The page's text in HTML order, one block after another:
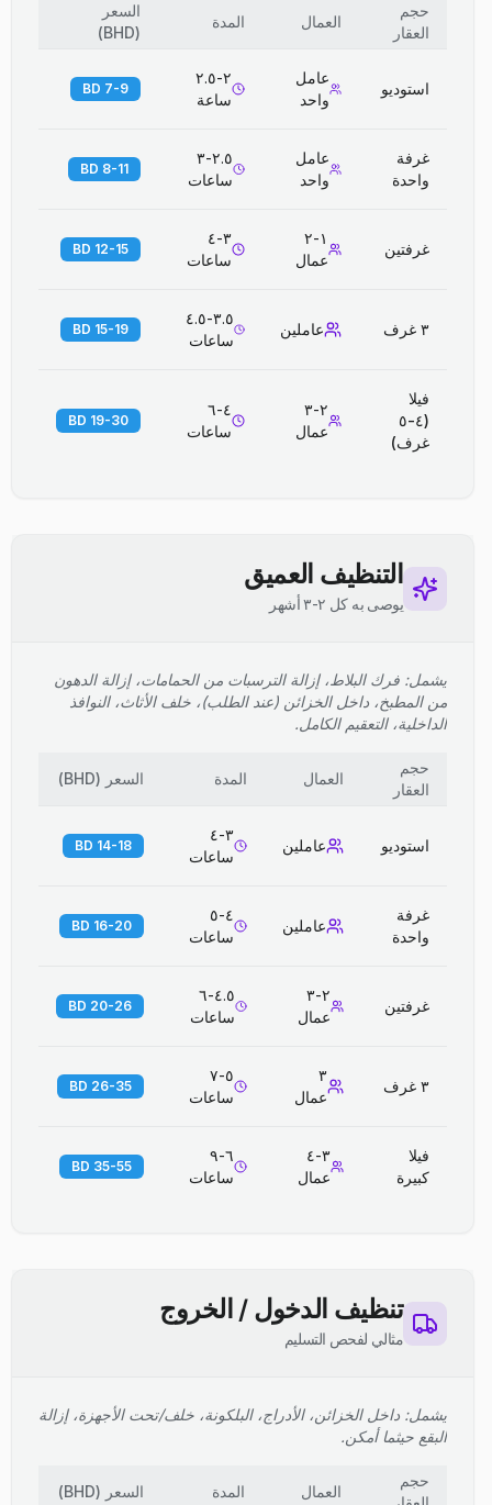
حجم
العقار
العمال المدة
السعر
(
BHD
)
استوديو
عامل
واحد
٢-٢.٥
ساعة
7-9 BD
غرفة
واحدة
عامل
واحد
٢.٥-٣
ساعات
8-11 BD
غرفتين
١-٢
عمال
٣-٤
ساعات
12-15 BD
٣ غرف عاملين
٣.٥-٤.٥
ساعات
15-19 BD
فيلا
(٤-٥
غرف)
٢-٣
عمال
٤-٦
ساعات
19-30 BD
التنظيف العميق
يوصى به كل ٢-٣ أشهر
يشمل: فرك البلاط، إزالة الترسبات من الحمامات، إزالة الدهون
من المطبخ، داخل الخزائن (عند الطلب)، خلف الأثاث، النوافذ
الداخلية، التعقيم الكامل.
حجم
العقار
العمال المدة السعر (
BHD
)
استوديو عاملين
٣-٤
ساعات
14-18 BD
غرفة
واحدة
عاملين
٤-٥
ساعات
16-20 BD
غرفتين
٢-٣
عمال
٤.٥-٦
ساعات
20-26 BD
٣ غرف
٣
عمال
٥-٧
ساعات
26-35 BD
فيلا
كبيرة
٣-٤
عمال
٦-٩
ساعات
35-55 BD
تنظيف الدخول / الخروج
مثالي لفحص التسليم
يشمل: داخل الخزائن، الأدراج، البلكونة، خلف/تحت الأجهزة، إزالة
البقع حيثما أمكن.
حجم
العمال المدة السعر (
BHD
)